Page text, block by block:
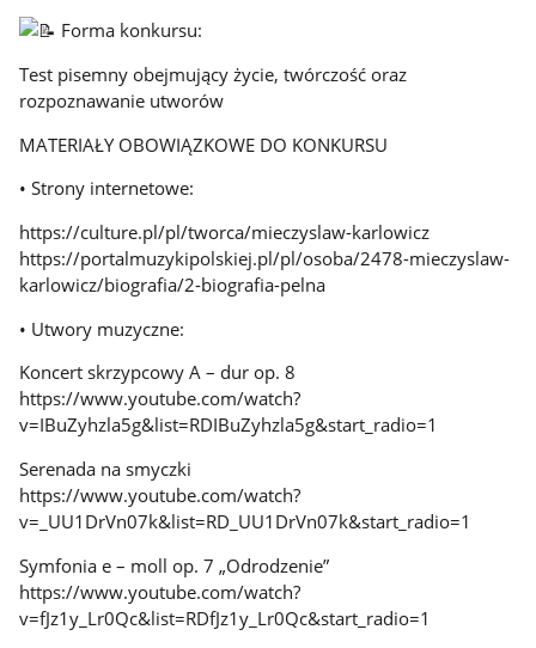
Forma konkursu:
Test pisemny obejmujący życie, twórczość oraz
rozpoznawanie utworów
MATERIAŁY OBOWIĄZKOWE DO KONKURSU
• Strony internetowe:
https://culture.pl/pl/tworca/mieczyslaw-karlowicz
https://portalmuzykipolskiej.pl/pl/osoba/2478-mieczyslaw-
karlowicz/biografia/2-biografia-pelna
• Utwory muzyczne:
Koncert skrzypcowy A – dur op. 8
https://www.youtube.com/watch?
v=IBuZyhzla5g&list=RDIBuZyhzla5g&start_radio=1
Serenada na smyczki
https://www.youtube.com/watch?
v=_UU1DrVn07k&list=RD_UU1DrVn07k&start_radio=1
Symfonia e – moll op. 7 „Odrodzenie”
https://www.youtube.com/watch?
v=fJz1y_Lr0Qc&list=RDfJz1y_Lr0Qc&start_radio=1